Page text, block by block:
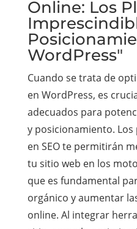
Online: Los
WordPress"
Cuando se trata de
en WordPress, es
adecuados para
y posicionamiento. Los
en SEO te permitirán
tu sitio web en los
que es fundamental
orgánico y aumentar
online. Al integrar